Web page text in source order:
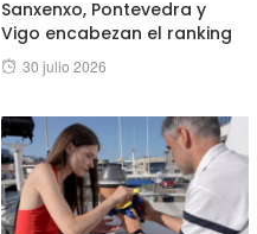
Sanxenxo, Pontevedra y
Vigo encabezan el ranking
Posted
30 julio 2026